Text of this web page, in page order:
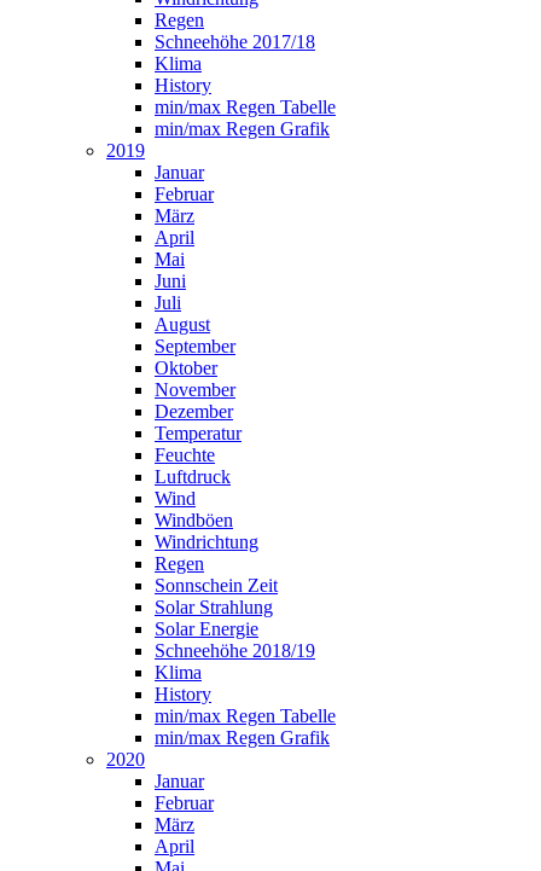
Regen
Schneehöhe 2017/18
Klima
History
min/max Regen Tabelle
min/max Regen Grafik
2019
Januar
Februar
März
April
Mai
Juni
Juli
August
September
Oktober
November
Dezember
Temperatur
Feuchte
Luftdruck
Wind
Windböen
Windrichtung
Regen
Sonnschein Zeit
Solar Strahlung
Solar Energie
Schneehöhe 2018/19
Klima
History
min/max Regen Tabelle
min/max Regen Grafik
2020
Januar
Februar
März
April